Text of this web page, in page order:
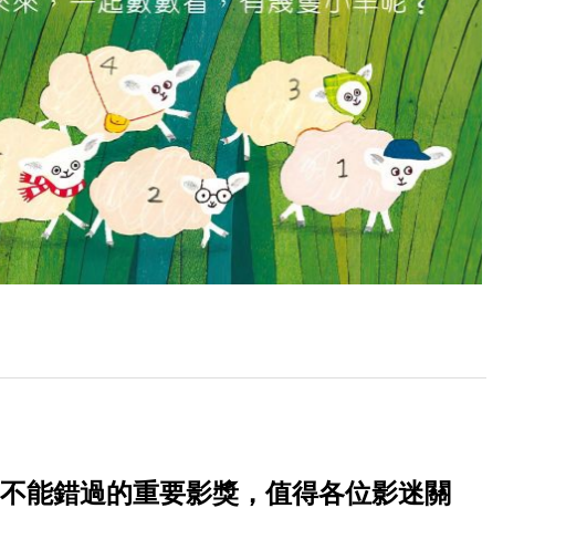
能錯過的重要影獎，值得各位影迷關